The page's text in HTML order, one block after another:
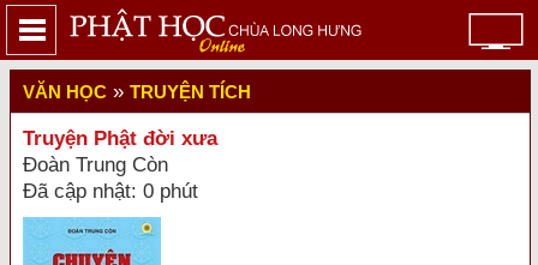
VĂN HỌC » TRUYỆN TÍCH
Truyện Phật đời xưa
Đoàn Trung Còn
Đã cập nhật: 0 phút